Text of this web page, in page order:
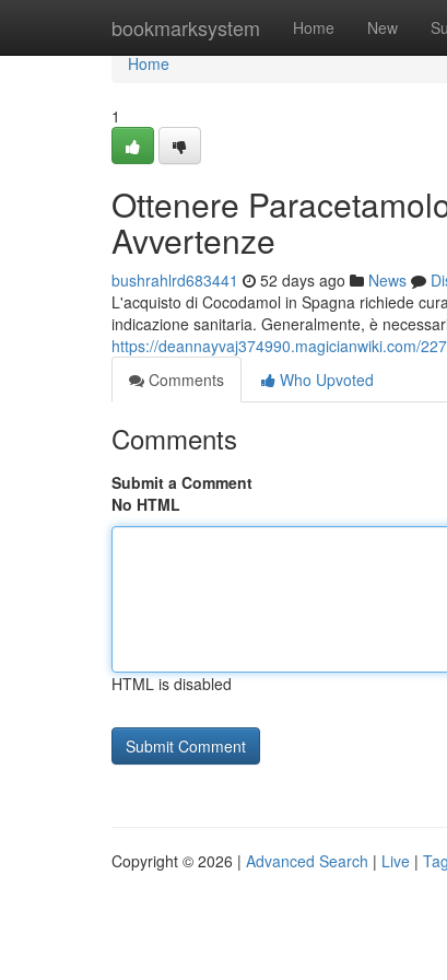
bookmarksystem Home New
Home
Home
1
Ottenere
Avvertenze
bushrahlrd683441 52 days ago News
L'acquisto di Cocodamol in Spagna richiede
indicazione sanitaria. Generalmente, è
https://deannayvaj374990.magicianwiki.com/
Comments
Who Upvoted
Comments
Submit a Comment
No HTML
HTML is disabled
Copyright © 2026 | Advanced Search | Live |